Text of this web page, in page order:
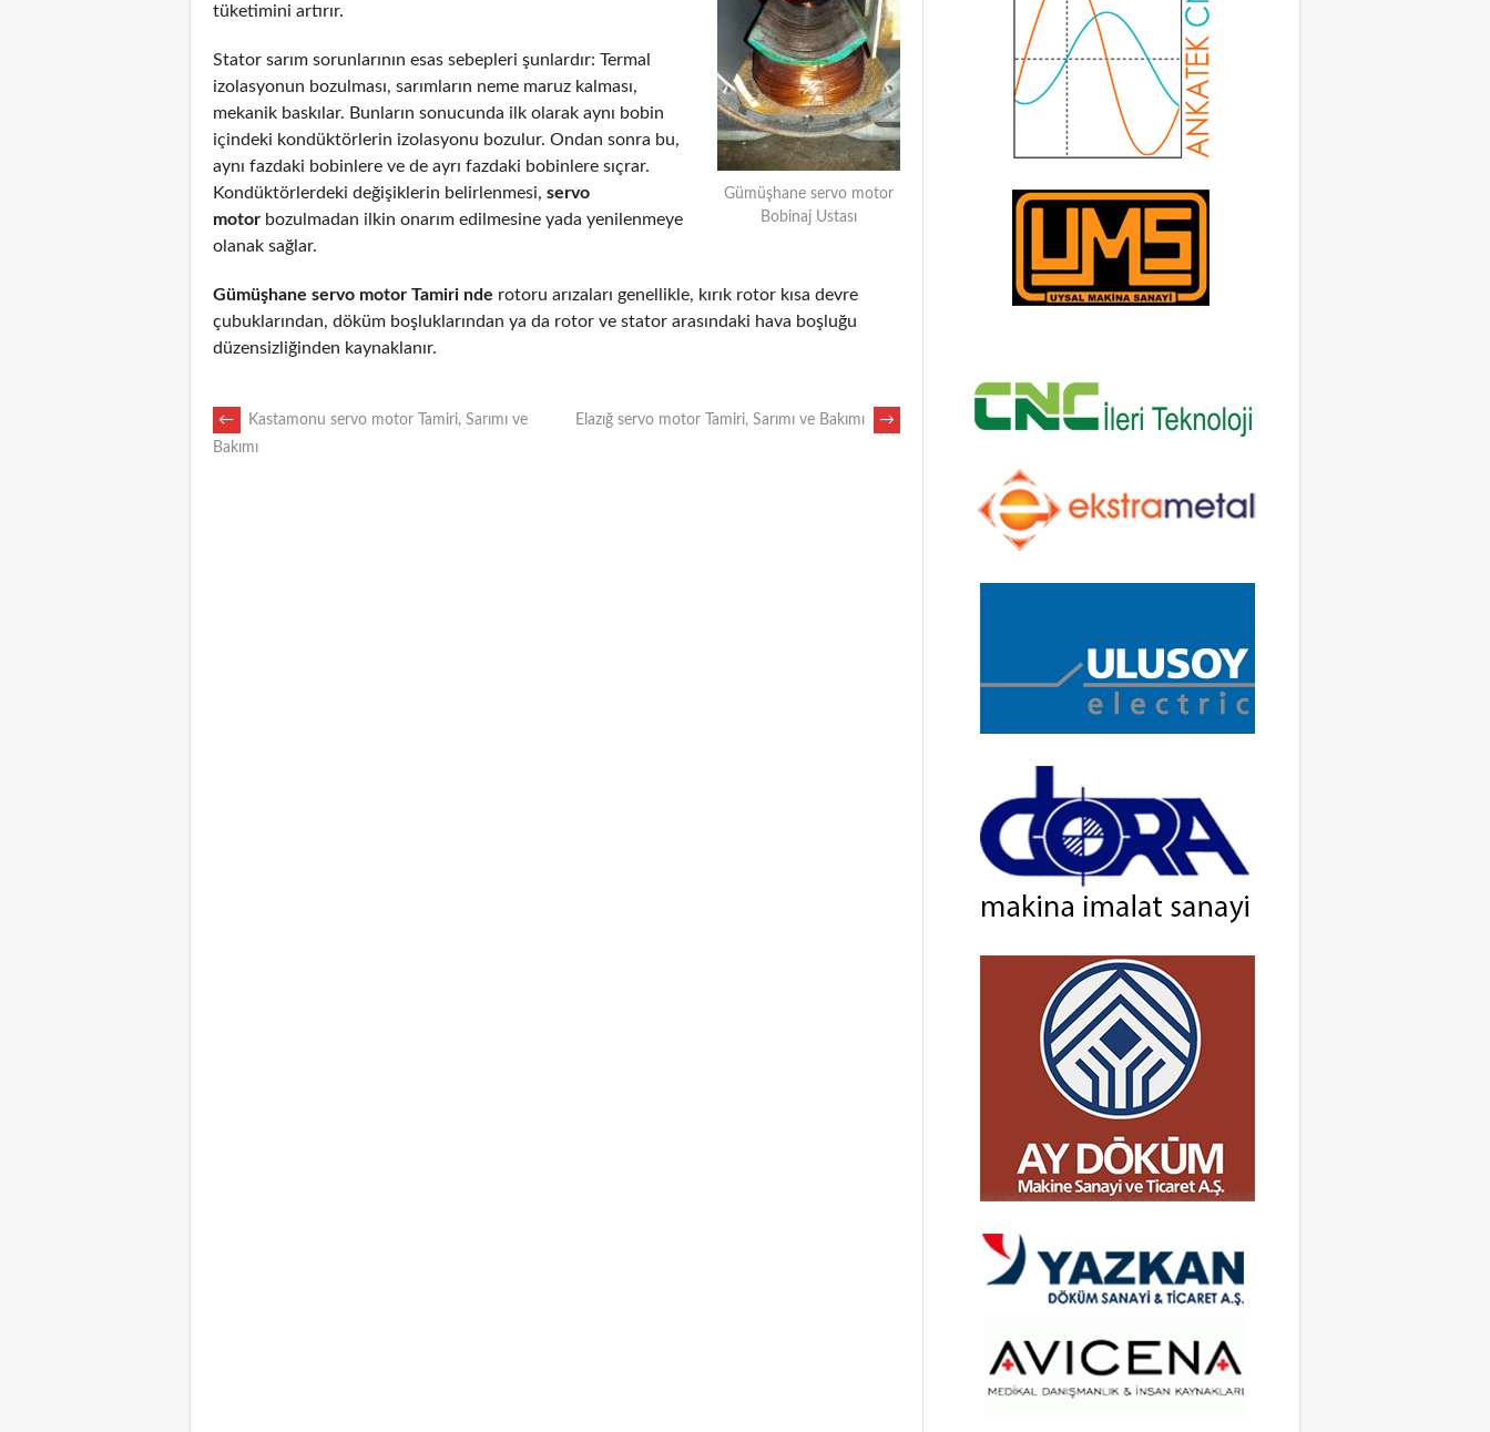
Gümüşhane servo motor
Bobinaj Ustası
tüketimini artırır.
Stator sarım sorunlarının esas sebepleri şunlardır: Termal
izolasyonun bozulması, sarımların neme maruz kalması,
mekanik baskılar. Bunların sonucunda ilk olarak aynı bobin
içindeki kondüktörlerin izolasyonu bozulur. Ondan sonra bu,
aynı fazdaki bobinlere ve de ayrı fazdaki bobinlere sıçrar.
Kondüktörlerdeki değişiklerin belirlenmesi, servo
motor bozulmadan ilkin onarım edilmesine yada yenilenmeye
olanak sağlar.
Gümüşhane servo motor Tamiri nde rotoru arızaları genellikle, kırık rotor kısa devre
çubuklarından, döküm boşluklarından ya da rotor ve stator arasındaki hava boşluğu
düzensizliğinden kaynaklanır.
POST
←
Kastamonu servo motor Tamiri, Sarımı ve
Bakımı
Elazığ servo motor Tamiri, Sarımı ve Bakımı →